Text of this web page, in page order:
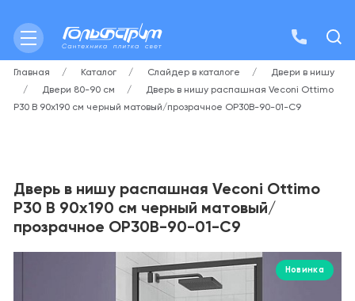
Главная Каталог Слайдер в каталоге
Двери в нишу
Двери 80-90 см
Дверь в нишу распашная Veconi Ottimo
P30 B 90х190 см черный матовый/прозрачное OP30B-90-01-C9
Дверь в нишу распашная Veconi Ottimo
P30 B 90х190 см черный матовый/
прозрачное OP30B-90-01-C9
Новинка